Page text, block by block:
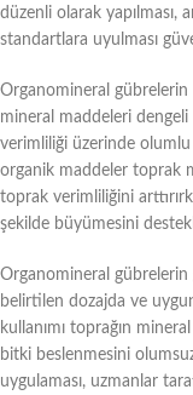
düzenli olarak yapılması,
standartlara uyulması
Organomineral
mineral maddeleri dengeli
verimliliği üzerinde
organik maddeler toprak
toprak verimliliğini
şekilde büyümesini
Organomineral gübrelerin
belirtilen dozajda ve
kullanımı toprağın
bitki beslenmesini
uygulaması, uzmanlar